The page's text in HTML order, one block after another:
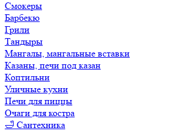
Смокеры
Барбекю
Грили
Тандыры
Мангалы, мангальные вставки
Казаны, печи под казан
Коптильни
Уличные кухни
Печи для пиццы
Очаги для костра
🛁 Сантехника